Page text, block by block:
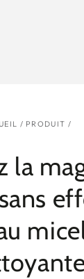
/ PRODUIT /
la